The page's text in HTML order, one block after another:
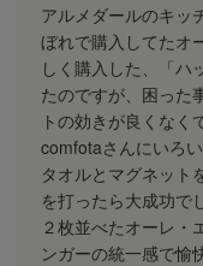
アルメダールのキッ
ぼれで購入してたオ
しく購入した、「ハ
たのですが、困った
トの効きが良くなく
comfotaさんにいろ
タオルとマグネット
を打ったら大成功で
２枚並べたオーレ・
ンガーの統一感で愉